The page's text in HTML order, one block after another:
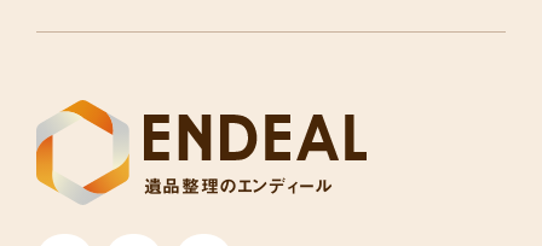
遺品整理のエンディール